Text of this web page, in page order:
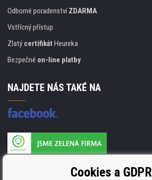
Odborné poradenstvíZDARMA
Vstřícný přístup
Zlatý certifikát Heureka
Bezpečné on-line platby
NAJDETE NÁS TAKÉ NA
ISO 9001. ISO 14001 a STMC.Cookies a GDPR